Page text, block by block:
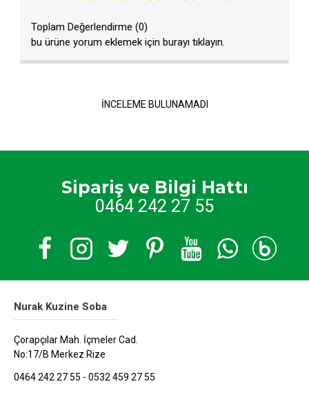
Toplam Değerlendirme (0)
bu ürüne yorum eklemek için burayı tıklayın.
İNCELEME BULUNAMADI
Sipariş ve Bilgi Hattı
0464 242 27 55
Nurak Kuzine Soba
Çorapçılar Mah. İçmeler Cad.
No:17/B Merkez Rize
0464 242 27 55 - 0532 459 27 55